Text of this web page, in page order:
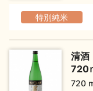
特別純米
清
720
720